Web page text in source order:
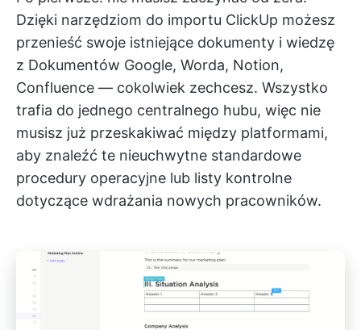
Dzięki narzędziom do importu ClickUp możesz
przenieść swoje istniejące dokumenty i wiedzę
z Dokumentów Google, Worda, Notion,
Confluence — cokolwiek zechcesz. Wszystko
trafia do jednego centralnego hubu, więc nie
musisz już przeskakiwać między platformami,
aby znaleźć te nieuchwytne standardowe
procedury operacyjne lub listy kontrolne
dotyczące wdrażania nowych pracowników.